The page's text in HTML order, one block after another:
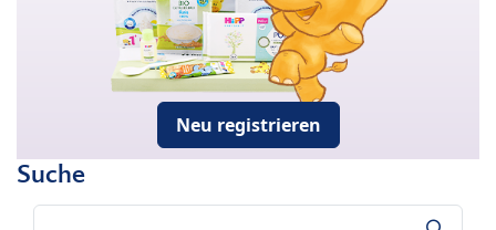
Neu registrieren
Suche